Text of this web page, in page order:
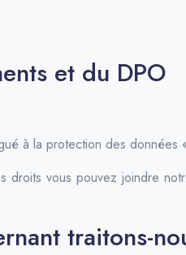
et du DPO
à la protection des données
droits vous pouvez joindre
traitons-